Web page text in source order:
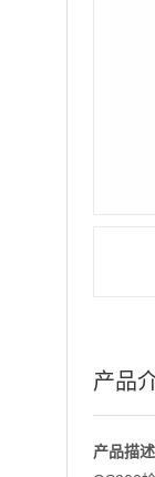
产品
产品描述